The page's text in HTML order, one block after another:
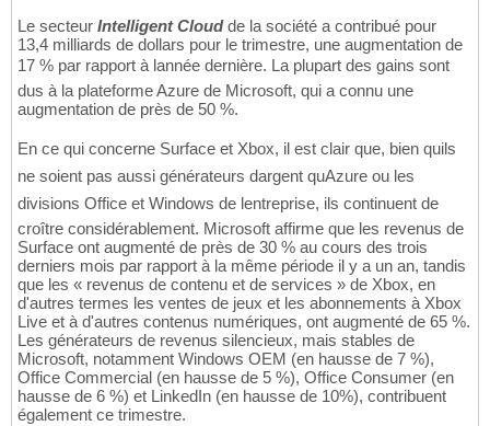
Le secteur Intelligent Cloudde la société a contribué pour
13,4 milliards de dollars pour le trimestre, une augmentation de
17 % par rapport à lannée dernière. La plupart des gains sont
dus à la plateforme Azure de Microsoft, qui a connu une
augmentation de près de 50 %.
En ce qui concerne Surface et Xbox, il est clair que, bien quils
ne soient pas aussi générateurs dargent quAzure ou les
divisions Office et Windows de lentreprise, ils continuent de
croître considérablement. Microsoft affirme que les revenus de
Surface ont augmenté de près de 30 % au cours des trois
derniers mois par rapport à la même période il y a un an, tandis
que les « revenus de contenu et de services » de Xbox, en
d'autres termes les ventes de jeux et les abonnements à Xbox
Live et à d'autres contenus numériques, ont augmenté de 65 %.
Les générateurs de revenus silencieux, mais stables de
Microsoft, notamment Windows OEM (en hausse de 7 %),
Office Commercial (en hausse de 5 %), Office Consumer (en
hausse de 6 %) et LinkedIn (en hausse de 10%), contribuent
également ce trimestre.